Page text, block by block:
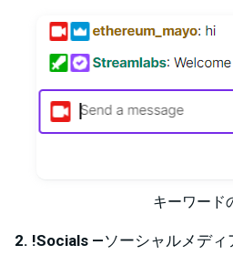
キーワード
2. !Socials —ソーシャルメデ